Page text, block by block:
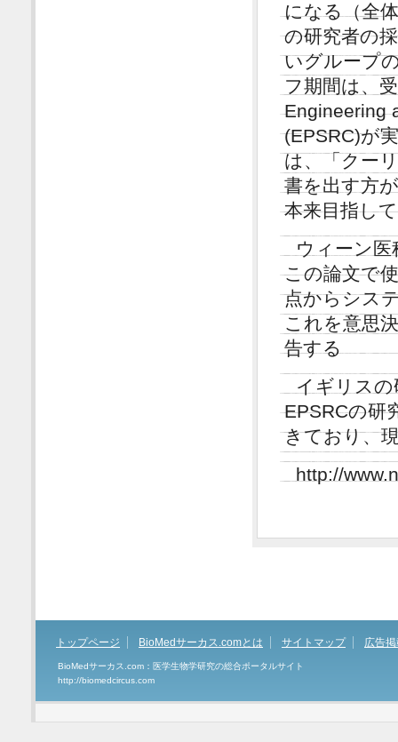
になる（全
の研究者の
いグループ
フ期間は、
Engineering
(EPSRC)が
は、「クー
書を出す方
本来目指し
ウィーン医
この論文で
点からシス
これを意思
告する
イギリス
EPSRCの研
きており、
http://
トップページ BioMedサーカス.comとは サイトマップ 広告
BioMedサーカス.com：医学生物学研究の総合ポータルサイト
http://biomedcircus.com